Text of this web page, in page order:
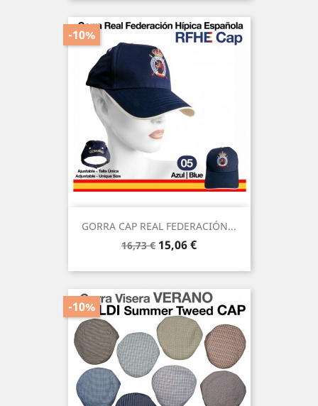
GORRA CAP REAL FEDERACIÓN...
Precio
16,73 €
-10%
Precio
15,06 €
-10%